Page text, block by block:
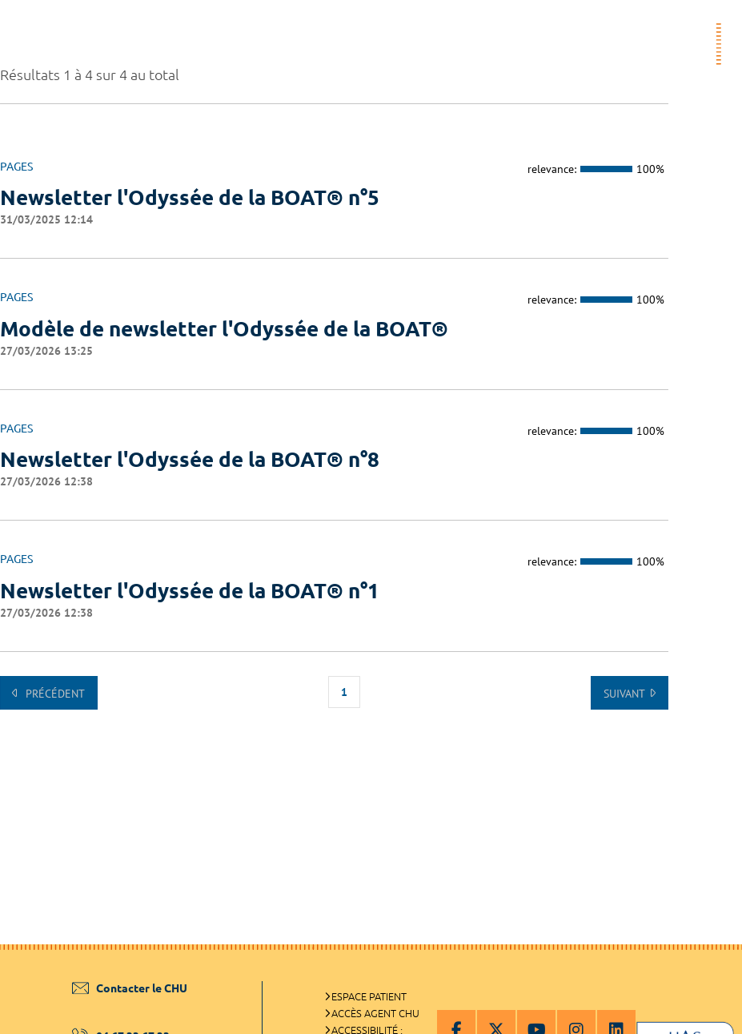
Résultats 1 à 4 sur 4 au total
PAGES relevance: 100%
Newsletter l'Odyssée de la BOAT® n°5
31/03/2025 12:14
PAGES relevance: 100%
Modèle de newsletter l'Odyssée de la BOAT®
27/03/2026 13:25
PAGES relevance: 100%
Newsletter l'Odyssée de la BOAT® n°8
27/03/2026 12:38
PAGES relevance: 100%
Newsletter l'Odyssée de la BOAT® n°1
27/03/2026 12:38
PRÉCÉDENT 1 SUIVANT
Contacter le CHU
ESPACE PATIENT
ACCÈS AGENT CHU
ACCESSIBILITÉ :